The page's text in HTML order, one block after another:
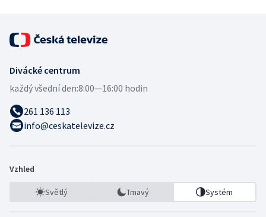
Divácké centrum
každý všední den:8:00—16:00 hodin
261 136 113
info@ceskatelevize.cz
Vzhled
Světlý Tmavý Systém